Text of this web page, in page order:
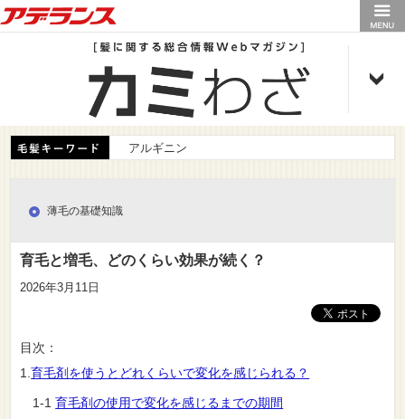
アデランス
アルギニン
薄毛の基礎知識
育毛と増毛、どのくらい効果が続く？
2026年3月11日
目次：
1.育毛剤を使うとどれくらいで変化を感じられる？
1-1育毛剤の使用で変化を感じるまでの期間